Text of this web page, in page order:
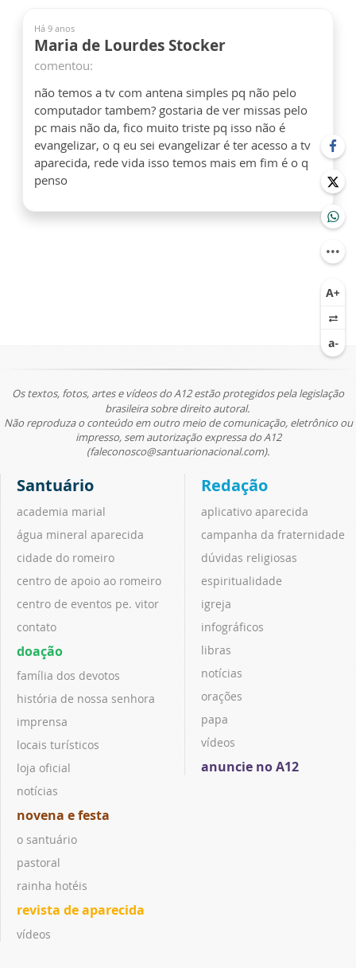
Há 9 anos
Maria de Lourdes Stocker
comentou:
não temos a tv com antena simples pq não pelo
computador tambem? gostaria de ver missas pelo
pc mais não da, fico muito triste pq isso não é
evangelizar, o q eu sei evangelizar é ter acesso a tv
aparecida, rede vida isso temos mais em fim é o q
penso
Os textos, fotos, artes e vídeos do A12 estão protegidos pela legislação
brasileira sobre direito autoral.
Não reproduza o conteúdo em outro meio de comunicação, eletrônico ou
impresso, sem autorização expressa do A12
(faleconosco@santuarionacional.com).
Santuário
academia marial
água mineral aparecida
cidade do romeiro
centro de apoio ao romeiro
centro de eventos pe. vitor
contato
doação
família dos devotos
história de nossa senhora
imprensa
locais turísticos
loja oficial
notícias
novena e festa
o santuário
pastoral
rainha hotéis
revista de aparecida
vídeos
Redação
aplicativo aparecida
campanha da fraternidade
dúvidas religiosas
espiritualidade
igreja
infográficos
libras
notícias
orações
papa
vídeos
anuncie no A12